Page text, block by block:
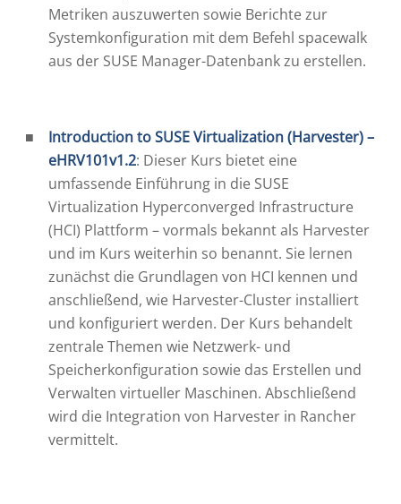
Metriken auszuwerten sowie Berichte zur
Systemkonfiguration mit dem Befehl spacewalk
aus der SUSE Manager-Datenbank zu erstellen.
Introduction to SUSE Virtualization (Harvester) –
eHRV101v1.2: Dieser Kurs bietet eine
umfassende Einführung in die SUSE
Virtualization Hyperconverged Infrastructure
(HCI) Plattform – vormals bekannt als Harvester
und im Kurs weiterhin so benannt. Sie lernen
zunächst die Grundlagen von HCI kennen und
anschließend, wie Harvester-Cluster installiert
und konfiguriert werden. Der Kurs behandelt
zentrale Themen wie Netzwerk- und
Speicherkonfiguration sowie das Erstellen und
Verwalten virtueller Maschinen. Abschließend
wird die Integration von Harvester in Rancher
vermittelt.